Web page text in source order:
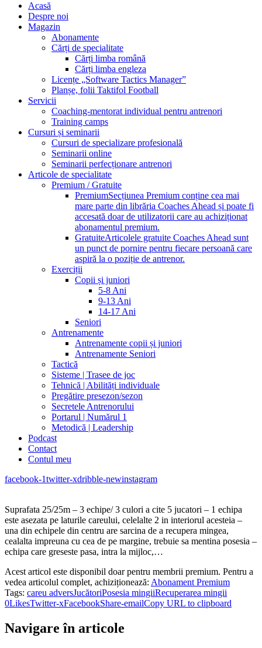
Acasă
Despre noi
Magazin
Abonamente
Cărți de specialitate
Cărți limba română
Cărți limba engleza
Licențe „Software Tactics Manager”
Planșe, folii Taktifol Football
Servicii
Coaching-mentorat individual pentru antrenori
Training camps
Cursuri și seminarii
Cursuri de specializare profesională
Seminarii online
Seminarii perfecționare antrenori
Articole de specialitate
Premium / Gratuite
PremiumSecțiunea Premium conține cea mai
mare parte din librăria Coaches Ahead și poate fi
accesată doar de utilizatorii care au achiziționat
abonamentul premium.
GratuiteArticolele gratuite Coaches Ahead sunt
un punct de pornire pentru fiecare persoană care
aspiră la o poziție de antrenor.
Exerciții
Copii și juniori
5-8 Ani
9-13 Ani
14-17 Ani
Seniori
Antrenamente
Antrenamente copii și juniori
Antrenamente Seniori
Tactică
Sisteme | Trasee de joc
Tehnică | Abilități individuale
Pregătire presezon/sezon
Secretele Antrenorului
Portarul | Numărul 1
Metodică | Leadership
Podcast
Contact
Contul meu
facebook-1twitter-xdribble-newinstagram
Suprafata 25/25m – 3 echipe/ 3 culori a cite 5 jucatori – 1 echipa
este asezata pe laturile careului, celelalte 2 in interiorul acesteia –
una din echipele din centru are sarcina de a recupera mingea,
cealalta impreuna cu cea de pe margine, trebuie sa mentina posesia –
echipa care greseste pasa, intra la mijloc,…
Acest articol este disponibil doar pentru membrii premium. Pentru a
vedea articolul complet, achiziționează: Abonament Premium
Tags: careu adversJucătoriPosesia mingiiRecuperarea mingii
0LikesTwitter-xFacebookShare-emailCopy URL to clipboard
Navigare în articole